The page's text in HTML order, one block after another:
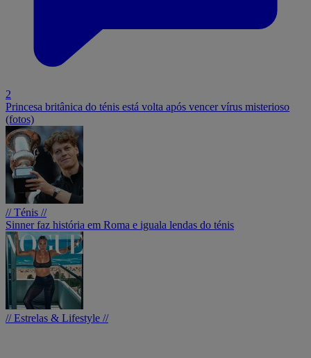
2
Princesa britânica do ténis está volta após vencer vírus misterioso
(fotos)
// Ténis //
Sinner faz história em Roma e iguala lendas do ténis
// Estrelas & Lifestyle //